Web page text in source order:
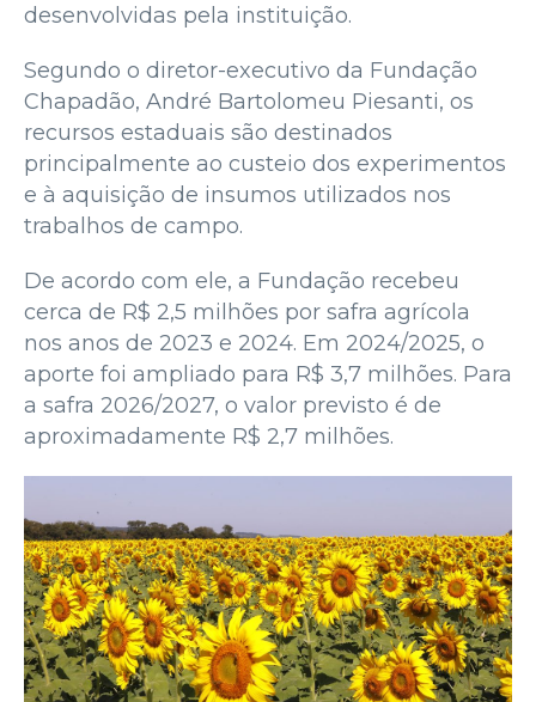
desenvolvidas pela instituição.
Segundo o diretor-executivo da Fundação
Chapadão, André Bartolomeu Piesanti, os
recursos estaduais são destinados
principalmente ao custeio dos experimentos
e à aquisição de insumos utilizados nos
trabalhos de campo.
De acordo com ele, a Fundação recebeu
cerca de R$ 2,5 milhões por safra agrícola
nos anos de 2023 e 2024. Em 2024/2025, o
aporte foi ampliado para R$ 3,7 milhões. Para
a safra 2026/2027, o valor previsto é de
aproximadamente R$ 2,7 milhões.